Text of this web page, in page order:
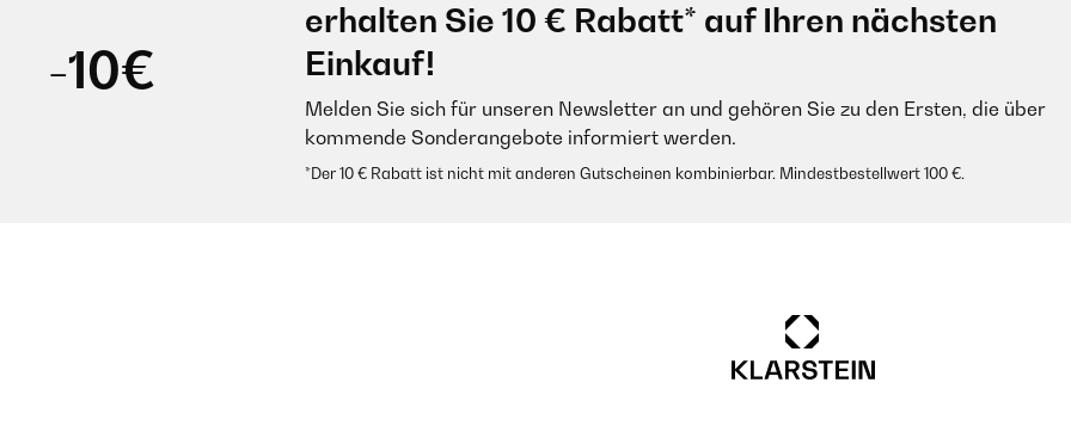
-10€
erhalten Sie 10 € Rabatt* auf Ihren nächsten
Einkauf!
Melden Sie sich für unseren Newsletter an und gehören Sie zu den Ersten, die über
kommende Sonderangebote informiert werden.
*Der 10 € Rabatt ist nicht mit anderen Gutscheinen kombinierbar. Mindestbestellwert 100 €.